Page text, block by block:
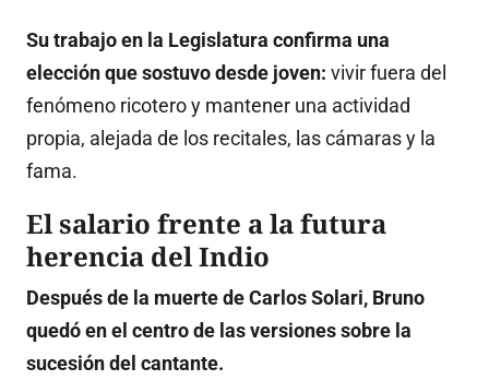
Su trabajo en la Legislatura confirma una
elección que sostuvo desde joven: vivir fuera del
fenómeno ricotero y mantener una actividad
propia, alejada de los recitales, las cámaras y la
fama.
El salario frente a la futura
herencia del Indio
Después de la muerte de Carlos Solari, Bruno
quedó en el centro de las versiones sobre la
sucesión del cantante.